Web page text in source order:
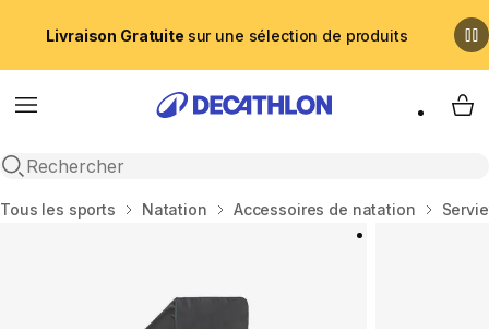
Livraison Gratuite sur une sélection de produits
Menu
Recherche ouverte
My
Accueil
Tous les sports Natation Accessoires de natation